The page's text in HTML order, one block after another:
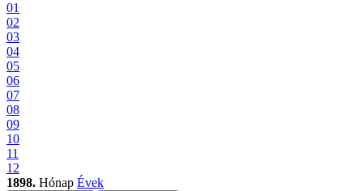
01
02
03
04
05
06
07
08
09
10
11
12
1898. Hónap Évek